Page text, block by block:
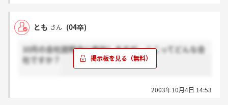
とも さん (04卒)
10月の会社説明会に参加しますが、ここってどんな会
社ですか？
2003年10月4日 14:53